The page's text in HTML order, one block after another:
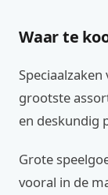
Waar te
grootste
en deskundig
Grote
vooral in de